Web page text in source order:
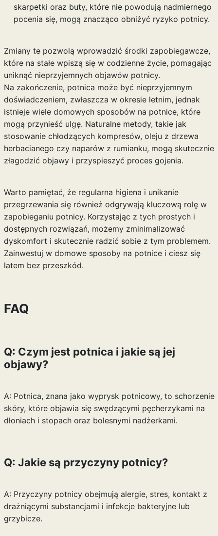
skarpetki oraz buty, które nie powodują nadmiernego
pocenia się, mogą znacząco obniżyć ryzyko potnicy.
Zmiany te pozwolą wprowadzić środki zapobiegawcze,
które na stałe wpiszą się w codzienne życie, pomagając
uniknąć nieprzyjemnych objawów potnicy.
Na zakończenie, potnica może być nieprzyjemnym
doświadczeniem, zwłaszcza w okresie letnim, jednak
istnieje wiele domowych sposobów na potnice, które
mogą przynieść ulgę. Naturalne metody, takie jak
stosowanie chłodzących kompresów, oleju z drzewa
herbacianego czy naparów z rumianku, mogą skutecznie
złagodzić objawy i przyspieszyć proces gojenia.
Warto pamiętać, że regularna higiena i unikanie
przegrzewania się również odgrywają kluczową rolę w
zapobieganiu potnicy. Korzystając z tych prostych i
dostępnych rozwiązań, możemy zminimalizować
dyskomfort i skutecznie radzić sobie z tym problemem.
Zainwestuj w domowe sposoby na potnice i ciesz się
latem bez przeszkód.
FAQ
Q: Czym jest potnica i jakie są jej
objawy?
A: Potnica, znana jako wyprysk potnicowy, to schorzenie
skóry, które objawia się swędzącymi pęcherzykami na
dłoniach i stopach oraz bolesnymi nadżerkami.
Q: Jakie są przyczyny potnicy?
A: Przyczyny potnicy obejmują alergie, stres, kontakt z
drażniącymi substancjami i infekcje bakteryjne lub
grzybicze.